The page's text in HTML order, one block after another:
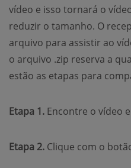
vídeo e isso tornará o
reduzir o tamanho. O
arquivo para assistir ao
o arquivo .zip reserva a
estão as etapas para
Etapa 1. Encontre o vídeo
Etapa 2. Clique com o